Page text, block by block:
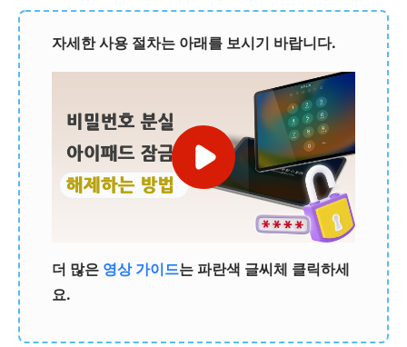
자세한 사용 절차는 아래를 보시기 바랍니다.
더 많은 영상 가이드는 파란색 글씨체 클릭하세
요.